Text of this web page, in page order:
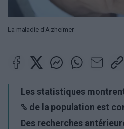
La maladie d'Alzheimer
Les statistiques
% de la population est
Des recherches